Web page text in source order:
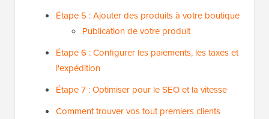
Étape 5 : Ajouter des produits à votre boutique
Publication de votre produit
Étape 6 : Configurer les paiements, les taxes et
l'expédition
Étape 7 : Optimiser pour le SEO et la vitesse
Comment trouver vos tout premiers clients